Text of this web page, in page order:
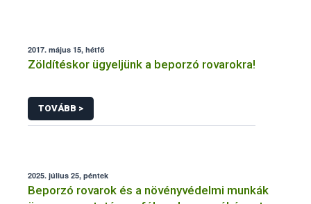
2017. május 15, hétfő
Zöldítéskor ügyeljünk a beporzó rovarokra!
TOVÁBB >
2025. július 25, péntek
Beporzó rovarok és a növényvédelmi munkák